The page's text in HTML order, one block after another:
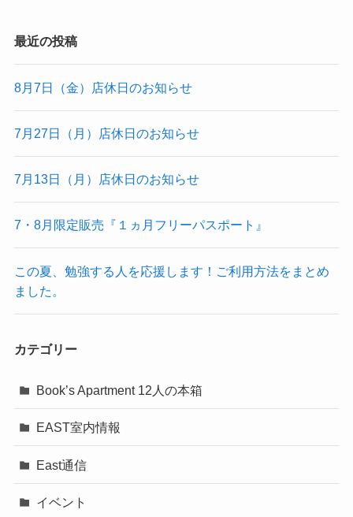
最近の投稿
8月7日（金）店休日のお知らせ
7月27日（月）店休日のお知らせ
7月13日（月）店休日のお知らせ
7・8月限定販売『１ヵ月フリーパスポート』
この夏、勉強する人を応援します！ご利用方法をまとめ
ました。
カテゴリー
Book’s Apartment 12人の本箱
EAST室内情報
East通信
イベント